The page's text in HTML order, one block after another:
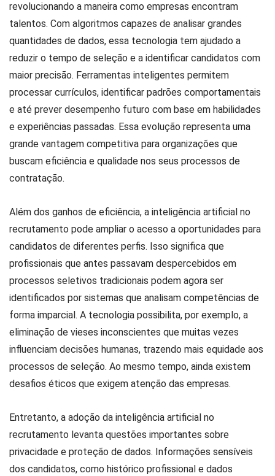
revolucionando a maneira como empresas encontram
talentos. Com algoritmos capazes de analisar grandes
quantidades de dados, essa tecnologia tem ajudado a
reduzir o tempo de seleção e a identificar candidatos com
maior precisão. Ferramentas inteligentes permitem
processar currículos, identificar padrões comportamentais
e até prever desempenho futuro com base em habilidades
e experiências passadas. Essa evolução representa uma
grande vantagem competitiva para organizações que
buscam eficiência e qualidade nos seus processos de
contratação.
Além dos ganhos de eficiência, a inteligência artificial no
recrutamento pode ampliar o acesso a oportunidades para
candidatos de diferentes perfis. Isso significa que
profissionais que antes passavam despercebidos em
processos seletivos tradicionais podem agora ser
identificados por sistemas que analisam competências de
forma imparcial. A tecnologia possibilita, por exemplo, a
eliminação de vieses inconscientes que muitas vezes
influenciam decisões humanas, trazendo mais equidade aos
processos de seleção. Ao mesmo tempo, ainda existem
desafios éticos que exigem atenção das empresas.
Entretanto, a adoção da inteligência artificial no
recrutamento levanta questões importantes sobre
privacidade e proteção de dados. Informações sensíveis
dos candidatos, como histórico profissional e dados